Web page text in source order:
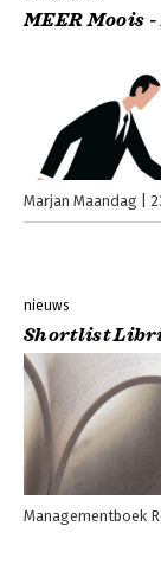
MEER Moois
Marjan Maandag
nieuws
Shortlist
Managementboek